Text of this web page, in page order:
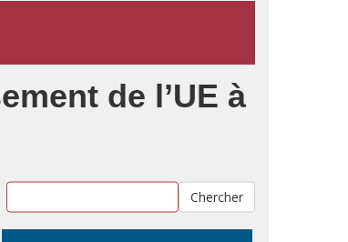
de l’UE à
Chercher